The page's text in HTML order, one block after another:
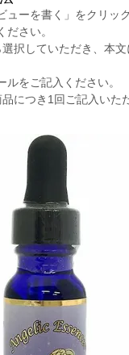
ーを書く」をクリッ
ださい。
択していただき、本
ルをご記入ください。
につき1回ご記入いた